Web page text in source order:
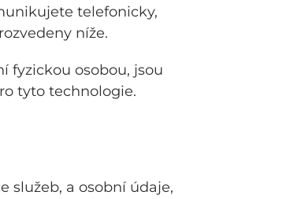
telefonicky,
níže.
fyzickou osobou, jsou
tyto technologie.
služeb, a osobní údaje,